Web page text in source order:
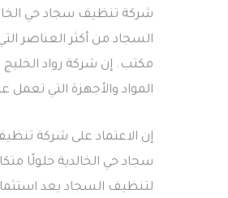
شركة تنظيف سجاد حي
السجاد من أكثر العناصر
مكتب. إن شركة رواد
المواد والأجهزة التي تعمل
إن الاعتماد على شركة
سجاد حي الخالدية حلولًا
لتنظيف السجاد يعد